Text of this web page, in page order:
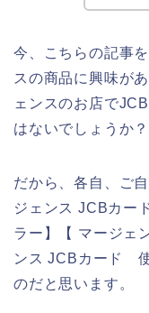
今、こちらの記事
スの商品に興味が
ェンスのお店で
はないでしょうか？
だから、各自、ご
ジェンス JCBカー
ラー】【 マージェ
ンス JCBカード
のだと思います。